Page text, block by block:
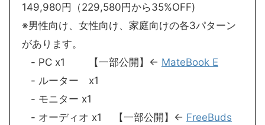
149,980円（229,580円から35%OFF)
※男性向け、女性向け、家庭向けの各3パターン
があります。
- PC x1 【一部公開】← MateBook E
- ルーター x1
- モニター x1
- オーディオ x1 【一部公開】← FreeBuds